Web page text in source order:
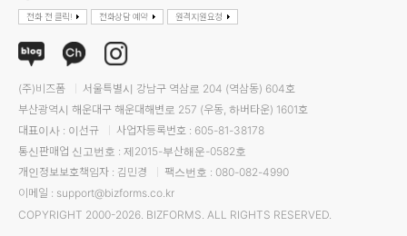
전화 전 클릭! 전화상담 예약 원격지원요청
(주)비즈폼
서울특별시 강남구 역삼로 204 (역삼동) 604호
부산광역시 해운대구 해운대해변로 257 (우동, 하버타운) 1601호
대표이사 : 이선규
사업자등록번호 : 605-81-38178
통신판매업 신고번호 : 제2015-부산해운-0582호
개인정보보호책임자 : 김민경
팩스번호 : 080-082-4990
이메일 : support@bizforms.co.kr
COPYRIGHT 2000-2026. BIZFORMS. ALL RIGHTS RESERVED.